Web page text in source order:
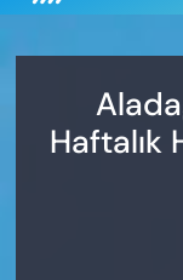
Haftalık
Puan
Son